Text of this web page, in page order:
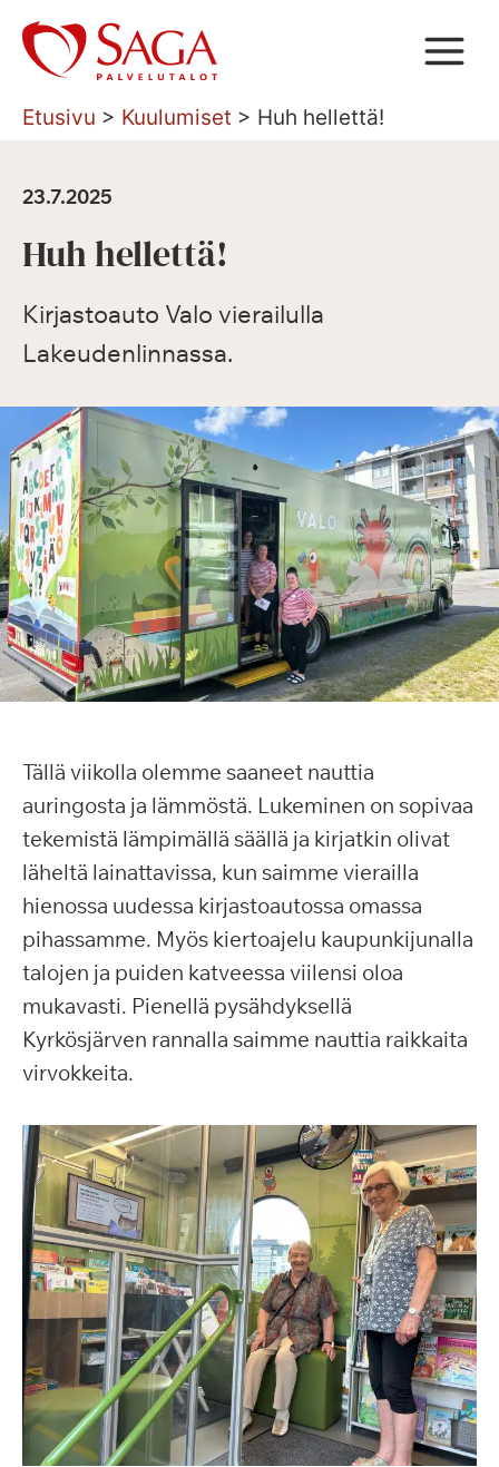
Siirry
sisältöön
Etusivu > Kuulumiset > Huh hellettä!
23.7.2025
Huh hellettä!
Kirjastoauto Valo vierailulla
Lakeudenlinnassa.
Tällä viikolla olemme saaneet nauttia
auringosta ja lämmöstä. Lukeminen on sopivaa
tekemistä lämpimällä säällä ja kirjatkin olivat
läheltä lainattavissa, kun saimme vierailla
hienossa uudessa kirjastoautossa omassa
pihassamme. Myös kiertoajelu kaupunkijunalla
talojen ja puiden katveessa viilensi oloa
mukavasti. Pienellä pysähdyksellä
Kyrkösjärven rannalla saimme nauttia raikkaita
virvokkeita.